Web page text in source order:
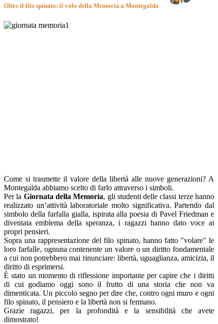
Oltre il filo spinato: il volo della Memoria a Montegalda
Come si trasmette il valore della libertà alle nuove generazioni? A
Montegalda abbiamo scelto di farlo attraverso i simboli.
Per la Giornata della Memoria, gli studenti delle classi terze hanno
realizzato un’attività laboratoriale molto significativa. Partendo dal
simbolo della farfalla gialla, ispirata alla poesia di Pavel Friedman e
diventata emblema della speranza, i ragazzi hanno dato voce ai
propri pensieri.
Sopra una rappresentazione del filo spinato, hanno fatto "volare" le
loro farfalle, ognuna contenente un valore o un diritto fondamentale
a cui non potrebbero mai rinunciare: libertà, uguaglianza, amicizia, il
diritto di esprimersi.
È stato un momento di riflessione importante per capire che i diritti
di cui godiamo oggi sono il frutto di una storia che non va
dimenticata. Un piccolo segno per dire che, contro ogni muro e ogni
filo spinato, il pensiero e la libertà non si fermano.
Grazie ragazzi, per la profondità e la sensibilità che avete
dimostrato!